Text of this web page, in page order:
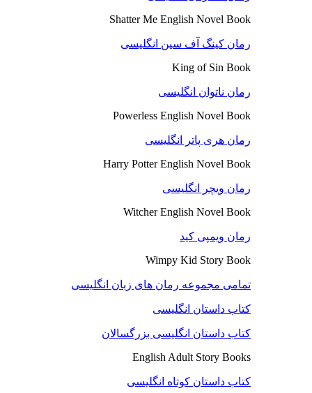
Shatter Me English Novel Book
رمان کینگ آف سین انگلیسی
King of Sin Book
رمان ناتوان انگلیسی
Powerless English Novel Book
رمان هری پاتر انگلیسی
Harry Potter English Novel Book
رمان ویچر انگلیسی
Witcher English Novel Book
رمان ویمپی کید
Wimpy Kid Story Book
تمامی مجموعه رمان های زبان انگلیسی
کتاب داستان انگلیسی
کتاب داستان انگلیسی بزرگسالان
English Adult Story Books
کتاب داستان کوتاه انگلیسی